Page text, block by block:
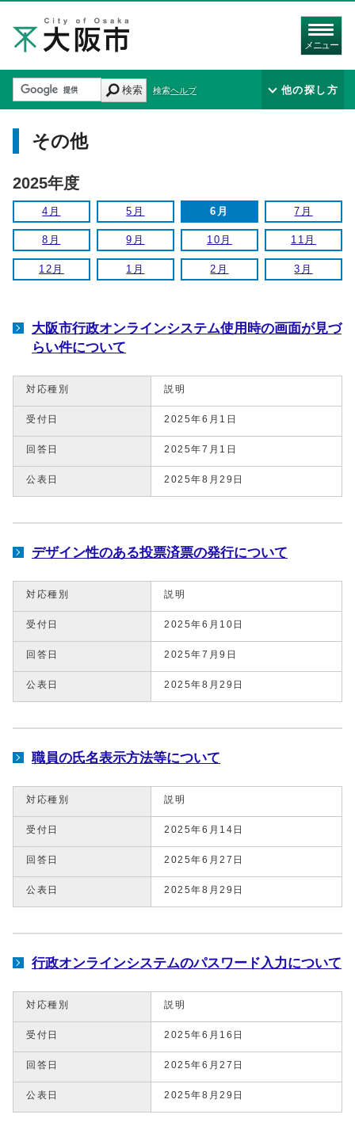
メニュー
検索 検索ヘルプ 他の探し方
その他
2025年度
4月 5月 6月 7月
8月 9月 10月 11月
12月 1月 2月 3月
大阪市行政オンラインシステム使用時の画面が見づ
らい件について
対応種別 説明
受付日 2025年6月1日
回答日 2025年7月1日
公表日 2025年8月29日
デザイン性のある投票済票の発行について
対応種別 説明
受付日 2025年6月10日
回答日 2025年7月9日
公表日 2025年8月29日
職員の氏名表示方法等について
対応種別 説明
受付日 2025年6月14日
回答日 2025年6月27日
公表日 2025年8月29日
行政オンラインシステムのパスワード入力について
対応種別 説明
受付日 2025年6月16日
回答日 2025年6月27日
公表日 2025年8月29日